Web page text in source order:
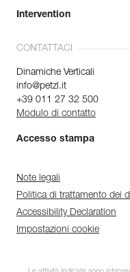
Intervention
CONTATTACI
Dinamiche Verticali
info@petzl.it
+39 011 27 32 500
Modulo di contatto
Accesso stampa
Note legali
Politica di trattamento dei
Accessibility Declaration
Impostazioni cookie